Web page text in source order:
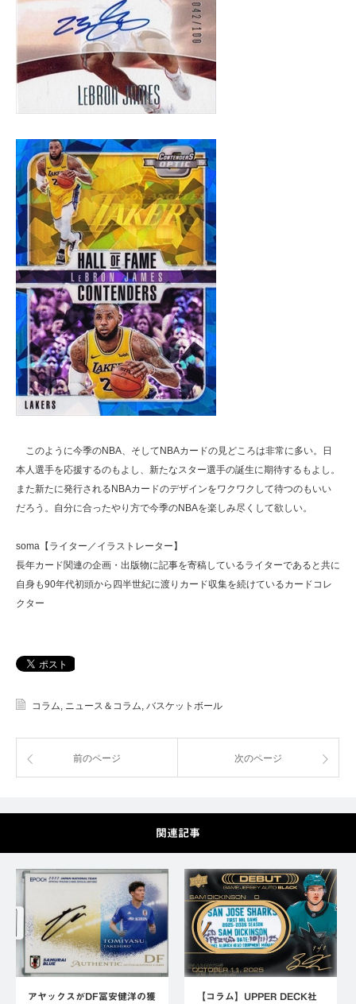
このように今季のNBA、そしてNBAカードの見どころは非常に多い。日
本人選手を応援するのもよし、新たなスター選手の誕生に期待するもよし。
また新たに発行されるNBAカードのデザインをワクワクして待つのもいい
だろう。自分に合ったやり方で今季のNBAを楽しみ尽くして欲しい。
soma【ライター／イラストレーター】
長年カード関連の企画・出版物に記事を寄稿しているライターであると共に
自身も90年代初頭から四半世紀に渡りカード収集を続けているカードコレ
クター
コラム, ニュース＆コラム, バスケットボール
前のページ 次のページ
関連記事
アヤックスがDF冨安健洋の獲
【コラム】UPPER DECK社